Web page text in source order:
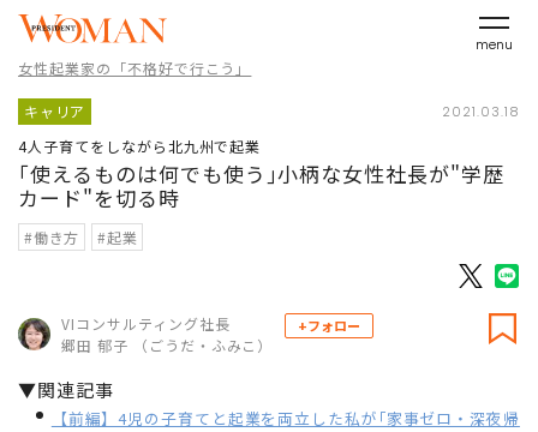
menu
女性起業家の「不格好で行こう」
キャリア 2021.03.18
4人子育てをしながら北九州で起業
｢使えるものは何でも使う｣小柄な女性社長が"学歴
カード"を切る時
#働き方 #起業
VIコンサルティング社長
郷田 郁子 （ごうだ・ふみこ）
+フォロー
▼関連記事
【前編】4児の子育てと起業を両立した私が｢家事ゼロ・深夜帰